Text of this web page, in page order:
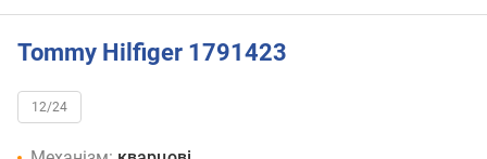
Tommy Hilfiger 1791423
12/24